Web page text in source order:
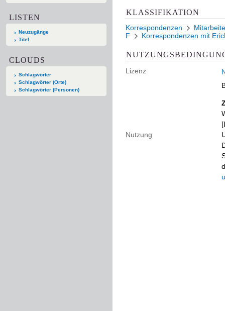
LISTEN
Neuzugänge
Titel
CLOUDS
Schlagwörter
Schlagwörter (Orte)
Schlagwörter (Personen)
KLASSIFIKATION
Korrespondenzen
F
Korrespondenzen mit
Lizenz
Nutzung